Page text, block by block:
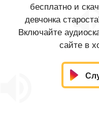
бесплатно и
девчонка
Включайте
сайте в